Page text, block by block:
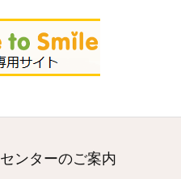
センターのご案内